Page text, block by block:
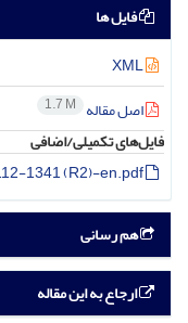
فایل ها
اصل مقاله 1.7 M
فایل‌های تکمیلی/اضافی
هم رسانی
ارجاع به این مقاله